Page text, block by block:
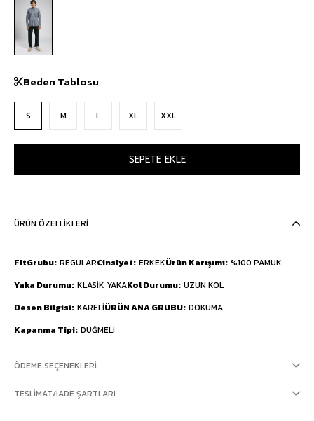
Beden Tablosu
S M L XL XXL
ÜRÜN ÖZELLIKLERI
FitGrubu REGULARCinsiyet ERKEKÜrün Karışımı %100 PAMUK
Yaka Durumu KLASİK YAKAKol Durumu UZUN KOL
Desen Bilgisi KARELİÜRÜN ANA GRUBU DOKUMA
Kapanma Tipi DÜĞMELİ
ÖDEME SEÇENEKLERI
TESLIMAT/İADE ŞARTLARI